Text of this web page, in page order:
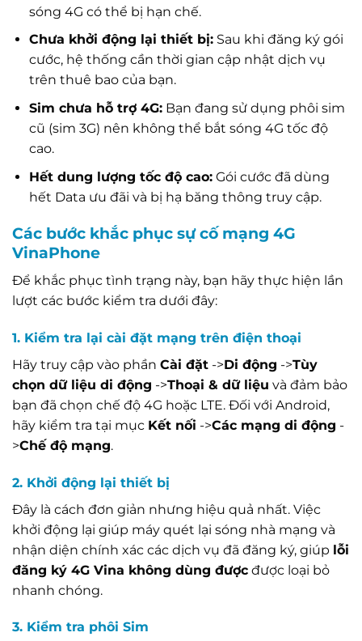
sóng 4G có thể bị hạn chế.
Chưa khởi động lại thiết bị:Sau khi đăng ký gói
cước, hệ thống cần thời gian cập nhật dịch vụ
trên thuê bao của bạn.
Sim chưa hỗ trợ 4G:Bạn đang sử dụng phôi sim
cũ (sim 3G) nên không thể bắt sóng 4G tốc độ
cao.
Hết dung lượng tốc độ cao:Gói cước đã dùng
hết Data ưu đãi và bị hạ băng thông truy cập.
Các bước khắc phục sự cố mạng 4G
VinaPhone
Để khắc phục tình trạng này, bạn hãy thực hiện lần
lượt các bước kiểm tra dưới đây:
1. Kiểm tra lại cài đặt mạng trên điện thoại
Hãy truy cập vào phần Cài đặt ->Di động ->Tùy
chọn dữ liệu di động ->Thoại & dữ liệu và đảm bảo
bạn đã chọn chế độ 4G hoặc LTE. Đối với Android,
hãy kiểm tra tại mục Kết nối ->Các mạng di động -
>Chế độ mạng.
2. Khởi động lại thiết bị
Đây là cách đơn giản nhưng hiệu quả nhất. Việc
khởi động lại giúp máy quét lại sóng nhà mạng và
nhận diện chính xác các dịch vụ đã đăng ký, giúp lỗi
đăng ký 4G Vina không dùng được được loại bỏ
nhanh chóng.
3. Kiểm tra phôi Sim